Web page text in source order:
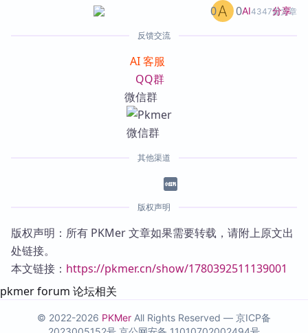
AI4347篇文章
0 0 分享
反馈交流
AI 客服
QQ群
微信群
其他渠道
版权声明
版权声明：所有 PKMer 文章如果需要转载，请附上原文出
处链接。
本文链接： https://pkmer.cn/show/1780392511139001
pkmer forum 论坛相关
© 2022-2026 PKMer All Rights Reserved — 京ICP备